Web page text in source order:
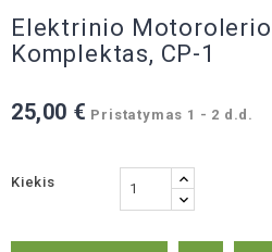
Elektrinio
Komplektas, CP-1
25,00 € Pristatymas 1 - 2 d.d.
Kiekis